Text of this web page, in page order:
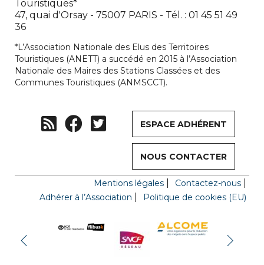
Touristiques*
47, quai d'Orsay - 75007 PARIS - Tél. : 01 45 51 49
36
*L’Association Nationale des Elus des Territoires
Touristiques (ANETT) a succédé en 2015 à l’Association
Nationale des Maires des Stations Classées et des
Communes Touristiques (ANMSCCT).
ESPACE ADHÉRENT
NOUS CONTACTER
Mentions légales
Contactez-nous
Adhérer à l’Association
Politique de cookies (EU)